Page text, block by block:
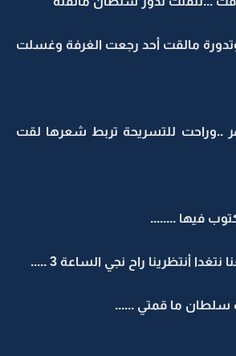
مالقت أحد رجعت الغرفة وغسلت
..وراحت للتسريحة تربط شعرها لقت
فيها ........
أنتظرينا راح نجي الساعة 3 .....
سلطان ما قمتي ......